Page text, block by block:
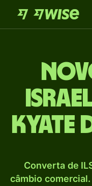
Kyate
Converta de
câmbio